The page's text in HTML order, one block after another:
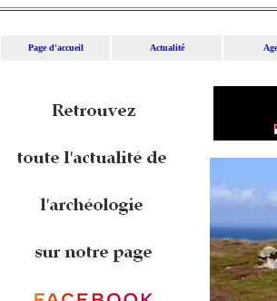
Page d'accueil Actualité